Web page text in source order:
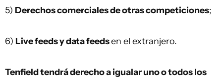
5) Derechos comerciales de otras competiciones;
6) Live feeds y data feedsen el extranjero.
Tenfield tendrá derecho a igualar uno o todos los